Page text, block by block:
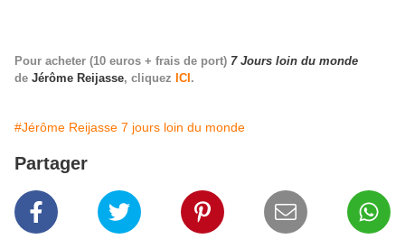
Pour acheter (10 euros + frais de port) 7 Jours loin du monde
de Jérôme Reijasse, cliquez ICI .
#Jérôme Reijasse 7 jours loin du monde
Partager